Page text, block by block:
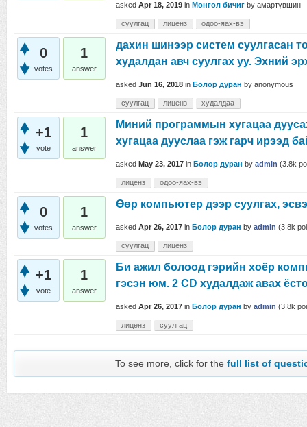
asked Apr 18, 2019 in Монгол бичиг by амартүвшин
суулгац лиценз одоо-яах-вэ
0
votes
1
answer
дахин шинээр систем суулгасан
худалдан авч суулгах уу. Эхний
asked Jun 16, 2018 in Болор дуран by anonymous
суулгац лиценз худалдаа
+1
vote
1
answer
Миний программын хугацаа
хугацаа дууслаа гэж гарч ирээд
asked May 23, 2017 in Болор дуран by admin (3.8k
лиценз одоо-яах-вэ
0
votes
1
answer
Өөр компьютер дээр суулгах,
asked Apr 26, 2017 in Болор дуран by admin (3.8k
суулгац лиценз
+1
vote
1
answer
Би ажил болоод гэрийн хоёр
гэсэн юм. 2 CD худалдаж авах
asked Apr 26, 2017 in Болор дуран by admin (3.8k
лиценз суулгац
To see more, click for thefull list of